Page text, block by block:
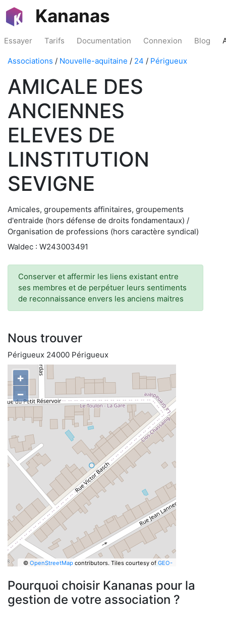
Kananas
Essayer Tarifs Documentation Connexion Blog
Associations / Nouvelle-aquitaine / 24 / Périgueux
AMICALE DES
ANCIENNES
ELEVES DE
LINSTITUTION
SEVIGNE
Amicales, groupements affinitaires, groupements
d'entraide (hors défense de droits fondamentaux) /
Organisation de professions (hors caractère syndical)
Waldec : W243003491
Conserver et affermir les liens existant entre
ses membres et de perpétuer leurs sentiments
de reconnaissance envers les anciens maitres
Nous trouver
Périgueux 24000 Périgueux
+
−
© OpenStreetMapcontributors. Tiles courtesy of GEO-
Pourquoi choisir Kananas pour la
gestion de votre association ?